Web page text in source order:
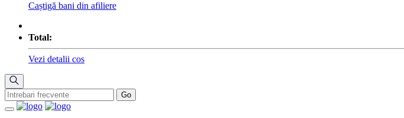
Caștigă bani din afiliere
Total:
Vezi detalii cos